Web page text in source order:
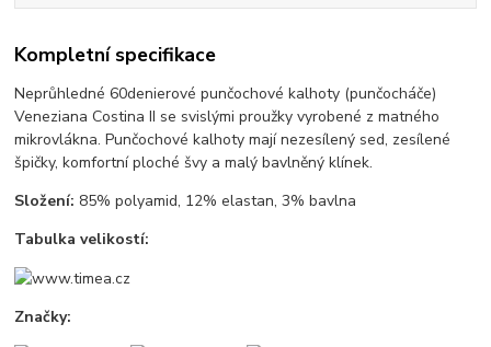
Kompletní specifikace
Neprůhledné 60denierové punčochové kalhoty (punčocháče)
Veneziana Costina II se svislými proužky vyrobené z matného
mikrovlákna. Punčochové kalhoty mají nezesílený sed, zesílené
špičky, komfortní ploché švy a malý bavlněný klínek.
Složení: 85% polyamid, 12% elastan, 3% bavlna
Tabulka velikostí:
Značky: